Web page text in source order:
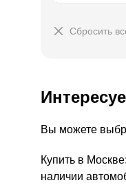
Сбросить
Вы можете
Купить в
наличии